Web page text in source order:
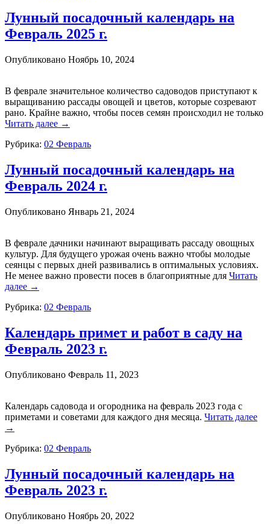
Лунный посадочный календарь на
Февраль 2025 г.
Опубликовано Ноябрь 10, 2024
В феврале значительное количество садоводов приступают к
выращиванию рассады овощей и цветов, которые созревают
рано. Крайне важно, чтобы посев семян происходил не только
Читать далее →
Рубрика: 02 Февраль
Лунный посадочный календарь на
Февраль 2024 г.
Опубликовано Январь 21, 2024
В феврале дачники начинают выращивать рассаду овощных
культур. Для будущего урожая очень важно чтобы молодые
сеянцы с первых дней развивались в оптимальных условиях.
Не менее важно провести посев в благоприятные для Читать
далее →
Рубрика: 02 Февраль
Календарь примет и работ в саду на
Февраль 2023 г.
Опубликовано Февраль 11, 2023
Календарь садовода и огородника на февраль 2023 года с
приметами и советами для каждого дня месяца. Читать далее
→
Рубрика: 02 Февраль
Лунный посадочный календарь на
Февраль 2023 г.
Опубликовано Ноябрь 20, 2022